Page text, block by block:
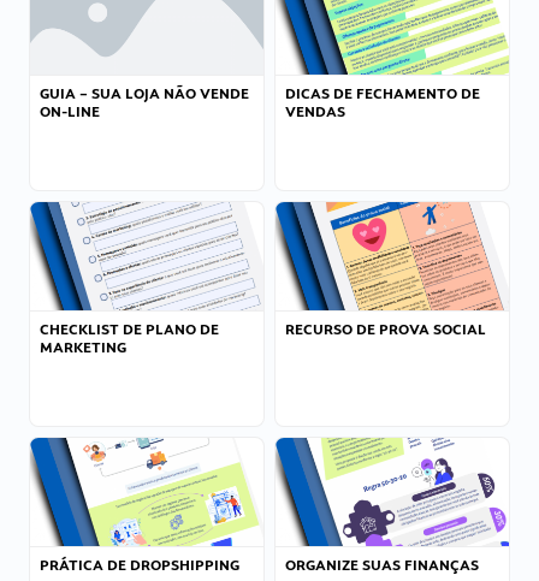
GUIA – SUA LOJA NÃO VENDE
ON-LINE
DICAS DE FECHAMENTO DE
VENDAS
CHECKLIST DE PLANO DE
MARKETING
RECURSO DE PROVA SOCIAL
PRÁTICA DE DROPSHIPPING ORGANIZE SUAS FINANÇAS